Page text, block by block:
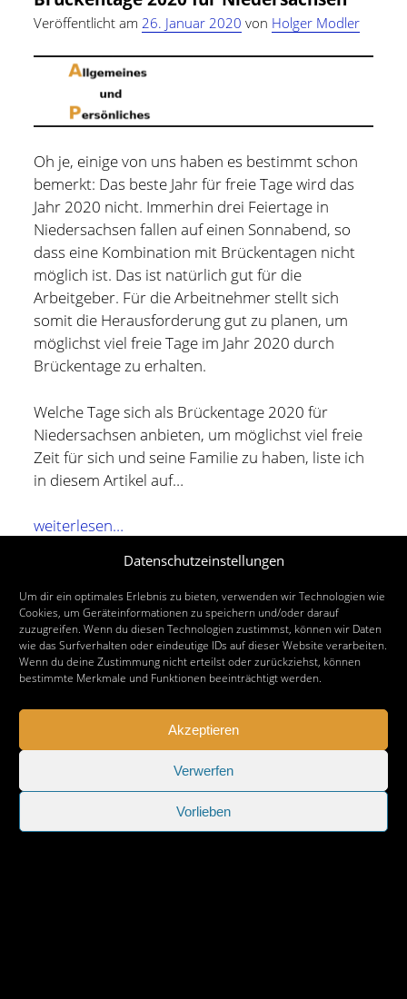
Datenschutzeinstellungen
Um dir ein optimales Erlebnis zu bieten, verwenden wir Technologien wie
Cookies, um Geräteinformationen zu speichern und/oder darauf
zuzugreifen. Wenn du diesen Technologien zustimmst, können wir Daten
wie das Surfverhalten oder eindeutige IDs auf dieser Website verarbeiten.
Wenn du deine Zustimmung nicht erteilst oder zurückziehst, können
bestimmte Merkmale und Funktionen beeinträchtigt werden.
Akzeptieren
Verwerfen
Vorlieben
Holger Modler
HMI-Design, entwickele Tools für das Projektcontrolling
und bin zur Zeit für Prozesse, Methoden und Tools
(PMT) im Compute Middleware Bereich bei der ETAS
GmbH verantwortlich.
In meiner Freizeit bin ich Blogger und Webdesigner und
begeistere mich für gute Technik, hilfreiche Tipps sowie
lesenswerte (Fach-) Bücher und Blogs.
Weitere Infos über mich könnt Ihr gerne auf meiner
heute
noch
Notizbücher
Veröffentlicht am 26. Januar 2020 von Holger Modler
Oh je, einige von uns haben es bestimmt schon
bemerkt: Das beste Jahr für freie Tage wird das
Jahr 2020 nicht. Immerhin drei Feiertage in
Niedersachsen fallen auf einen Sonnabend, so
dass eine Kombination mit Brückentagen nicht
möglich ist. Das ist natürlich gut für die
Arbeitgeber. Für die Arbeitnehmer stellt sich
somit die Herausforderung gut zu planen, um
möglichst viel freie Tage im Jahr 2020 durch
Brückentage zu erhalten.
Welche Tage sich als Brückentage 2020 für
Niedersachsen anbieten, um möglichst viel freie
Zeit für sich und seine Familie zu haben, liste ich
in diesem Artikel auf…
weiterlesen…
für
Niedersachsen
Seitennummerierung
der
Beiträge
Vorherige 1 … 4 5